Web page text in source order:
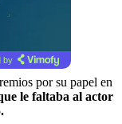
by
por su papel en
le faltaba al actor